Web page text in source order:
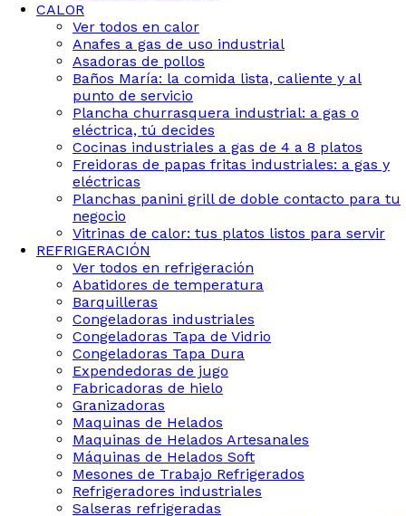
CALOR
Ver todos en calor
Anafes a gas de uso industrial
Asadoras de pollos
Baños María: la comida lista, caliente y al
punto de servicio
Plancha churrasquera industrial: a gas o
eléctrica, tú decides
Cocinas industriales a gas de 4 a 8 platos
Freidoras de papas fritas industriales: a gas y
eléctricas
Planchas panini grill de doble contacto para tu
negocio
Vitrinas de calor: tus platos listos para servir
REFRIGERACIÓN
Ver todos en refrigeración
Abatidores de temperatura
Barquilleras
Congeladoras industriales
Congeladoras Tapa de Vidrio
Congeladoras Tapa Dura
Expendedoras de jugo
Fabricadoras de hielo
Granizadoras
Maquinas de Helados
Maquinas de Helados Artesanales
Máquinas de Helados Soft
Mesones de Trabajo Refrigerados
Refrigeradores industriales
Salseras refrigeradas